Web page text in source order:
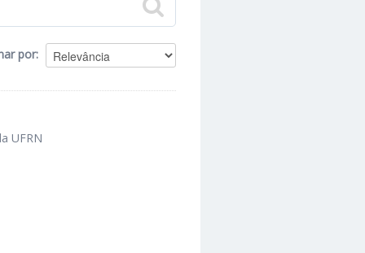
por
UFRN